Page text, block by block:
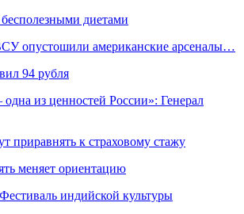
диетами
опустошили американские арсеналы…
94 рубля
из ценностей России»: Генерал
приравнять к страховому стажу
меняет ориентацию
индийской культуры